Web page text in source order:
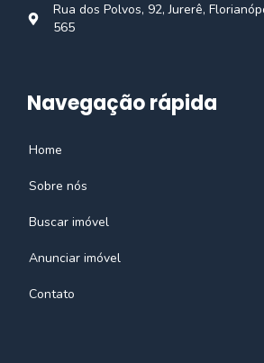
Rua dos Polvos, 92, Jurerê,
565
Navegação rápida
Home
Sobre nós
Buscar imóvel
Anunciar imóvel
Contato